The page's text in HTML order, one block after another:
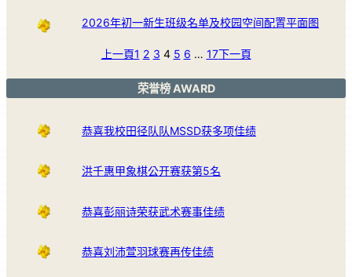
2026年初一新生班级名单及校园空间配置平面图
上一頁1 2 3 4 5 6 … 17下一頁
荣誉榜 AWARD
恭喜我校田径队队MSSD获多项佳绩
洪千惠甲象棋公开赛获第5名
恭喜彭丽诗荣获武术赛事佳绩
恭喜刘沛萱羽球赛再传佳绩